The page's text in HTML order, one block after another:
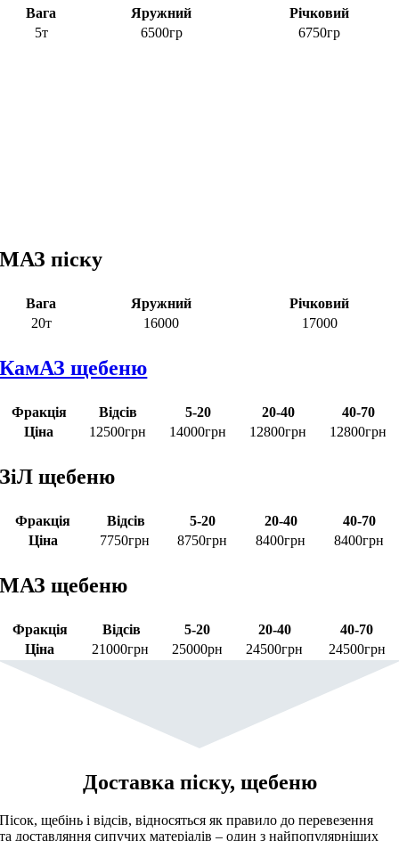
Вага Яружний
Річковий
5т
6500гр 6750гр
МАЗ піску
Вага Яружний
Річковий
20т
16000 17000
КамАЗ щебеню
Фракція Відсів 5-20 20-40
40-70
Ціна
12500грн 14000грн 12800грн 12800грн
ЗіЛ щебеню
Фракція Відсів 5-20 20-40
40-70
Ціна
7750грн 8750грн 8400грн 8400грн
МАЗ щебеню
Фракція Відсів 5-20 20-40
40-70
Ціна
21000грн 25000рн 24500грн 24500грн
Доставка піску, щебеню
Пісок, щебінь і відсів, відносяться як правило до перевезення
та доставляння сипучих матеріалів – один з найпопулярніших